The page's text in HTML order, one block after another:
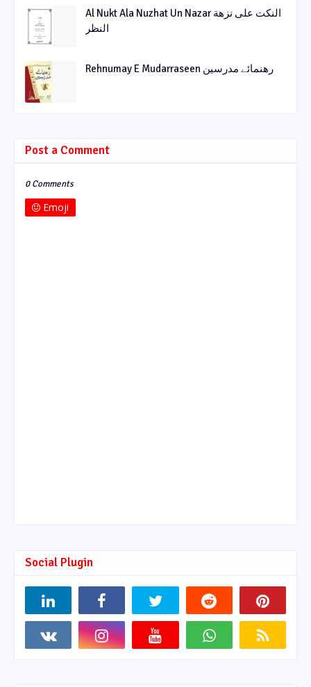
Al Nukt Ala Nuzhat Un Nazar النکت علی نزھة
النظر
Rehnumay E Mudarraseen رهنمائے مدرسین
Post a Comment
0 Comments
Emoji
Social Plugin